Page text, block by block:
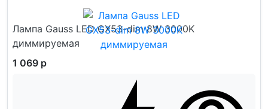
Лампа Gauss LED GX53-dim 8W 3000K
диммируемая
1 069 р